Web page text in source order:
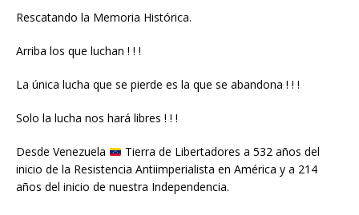
Rescatando la Memoria Histórica.
Arriba los que luchan ! ! !
La única lucha que se pierde es la que se abandona ! ! !
Solo la lucha nos hará libres ! ! !
Desde Venezuela
Tierra de Libertadores a 532 años del
inicio de la Resistencia Antiimperialista en América y a 214
años del inicio de nuestra Independencia.